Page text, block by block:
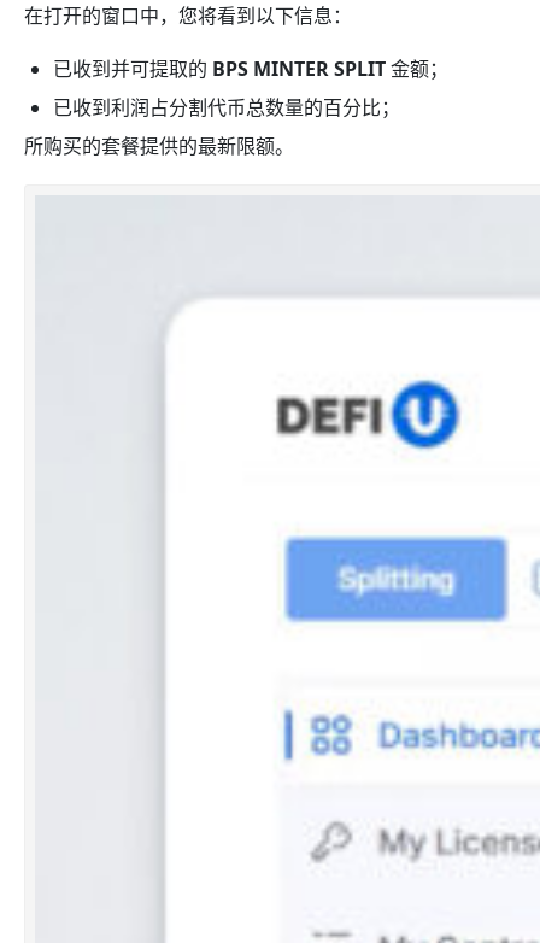
在打开的窗口中，您将看到以下信息：
已收到并可提取的 BPS MINTER SPLIT金额；
已收到利润占分割代币总数量的百分比；
所购买的套餐提供的最新限额。